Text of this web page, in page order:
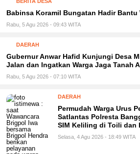
Babinsa Koramil Bungatan Hadir Bantu
Rabu, 5 Agu 2026 - 09:43 WITA
DAERAH
Gubernur Anwar Hafid Kunjungi Desa
Jalan dan Ingatkan Warga Jaga Tanah
Rabu, 5 Agu 2026 - 07:10 WITA
DAERAH
Permudah Warga Urus
Satlantas Polresta
SIM Keliling di Toili dan
Selasa, 4 Agu 2026 - 18:49 WITA